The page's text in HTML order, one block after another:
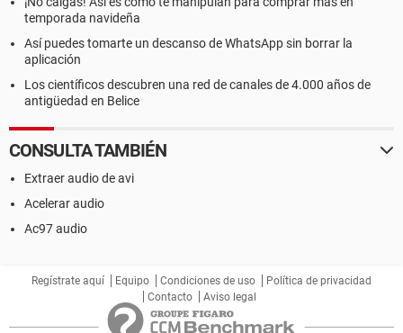
temporada navideña
Así puedes tomarte un descanso de WhatsApp sin borrar la
aplicación
Los científicos descubren una red de canales de 4.000 años de
antigüedad en Belice
CONSULTA TAMBIÉN
Extraer audio de avi
Acelerar audio
Ac97 audio
Regístrate aquí Equipo Condiciones de uso
Política de privacidad
Contacto
Aviso legal